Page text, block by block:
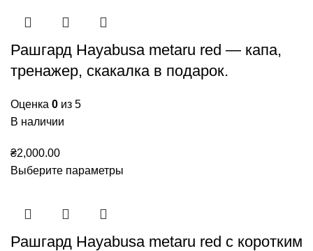
Рашгард Hayabusa metaru red — капа,
тренажер, скакалка в подарок.
Оценка 0 из 5
В наличии
₴2,000.00
Выберите параметры
Рашгард Hayabusa metaru red c коротким